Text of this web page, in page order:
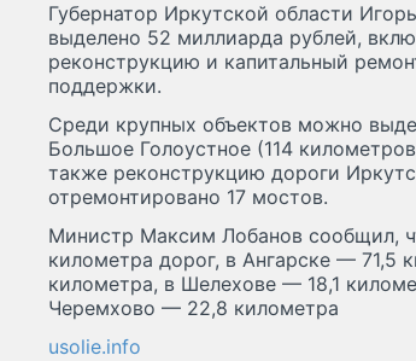
Губернатор Иркутской области
выделено 52 миллиарда рублей,
реконструкцию и капитальный
поддержки.
Среди крупных объектов можно
Большое Голоустное (114
также реконструкцию дороги
отремонтировано 17 мостов.
Министр Максим Лобанов сообщил,
километра дорог, в Ангарске —
километра, в Шелехове — 18,1
Черемхово — 22,8 километра
usolie.info